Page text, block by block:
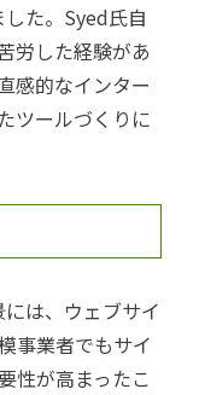
た。Syed氏自
労した経験があ
感的なインター
ツールづくりに
は、ウェブサイ
事業者でもサイ
性が高まったこ